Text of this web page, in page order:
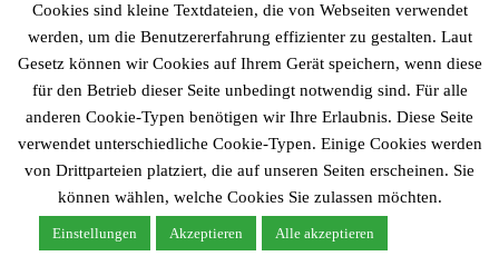
© 2026Gemeinde Fitzbek
Powered byWordPress Theme:Graphyvon Themegraphy
Cookies sind kleine Textdateien, die von Webseiten verwendet
werden, um die Benutzererfahrung effizienter zu gestalten. Laut
Gesetz können wir Cookies auf Ihrem Gerät speichern, wenn diese
für den Betrieb dieser Seite unbedingt notwendig sind. Für alle
anderen Cookie-Typen benötigen wir Ihre Erlaubnis. Diese Seite
verwendet unterschiedliche Cookie-Typen. Einige Cookies werden
von Drittparteien platziert, die auf unseren Seiten erscheinen. Sie
können wählen, welche Cookies Sie zulassen möchten.
Einstellungen Akzeptieren Alle akzeptieren